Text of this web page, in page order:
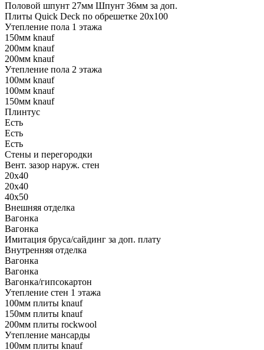
Половой шпунт 27мм Шпунт 36мм за доп.
Плиты Quick Deck по обрешетке 20х100
Утепление пола 1 этажа
150мм knauf
200мм knauf
200мм knauf
Утепление пола 2 этажа
100мм knauf
100мм knauf
150мм knauf
Плинтус
Есть
Есть
Есть
Стены и перегородки
Вент. зазор наруж. стен
20х40
20х40
40х50
Внешняя отделка
Вагонка
Вагонка
Имитация бруса/сайдинг за доп. плату
Внутренняя отделка
Вагонка
Вагонка
Вагонка/гипсокартон
Утепление стен 1 этажа
100мм плиты knauf
150мм плиты knauf
200мм плиты rockwool
Утепление мансарды
100мм плиты knauf